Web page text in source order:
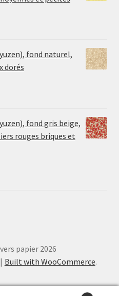
fond naturel,
dorés
fond gris beige,
rouges briques et
papier 2026
Built with WooCommerce.